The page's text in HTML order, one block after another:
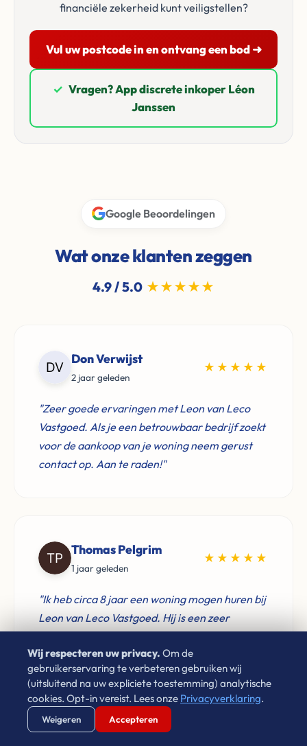
financiële zekerheid kunt veiligstellen?
Vul uw postcode in en ontvang een bod ➜
✓ Vragen? App discrete inkoper Léon
Janssen
Google Beoordelingen
Wat onze klanten zeggen
4.9 / 5.0 ★★★★★
Don Verwijst
2 jaar geleden
★★★★★
"Zeer goede ervaringen met Leon van Leco
Vastgoed. Als je een betrouwbaar bedrijf zoekt
voor de aankoop van je woning neem gerust
contact op. Aan te raden!"
Thomas Pelgrim
1 jaar geleden
★★★★★
"Ik heb circa 8 jaar een woning mogen huren bij
Leon van Leco Vastgoed. Hij is een zeer
prettige huisbaas, komt zijn afspraken goed na
en zorgt dat problemen snel verholpen worden.
Zeker een goed voorbeeld voor verhuurders"
Wij respecteren uw privacy. Om de
gebruikerservaring te verbeteren gebruiken wij
(uitsluitend na uw expliciete toestemming) analytische
cookies. Opt-in vereist. Lees onze Privacyverklaring.
Weigeren Accepteren
Verstuur WhatsApp